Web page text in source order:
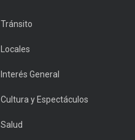
Tránsito
Locales
Interés General
Cultura y Espectáculos
Salud